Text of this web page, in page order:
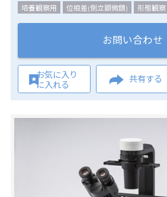
培養観察用
位相差(倒立顕微鏡) 形態観察
お問い合わせ
お気に入り
に入れる
共有する